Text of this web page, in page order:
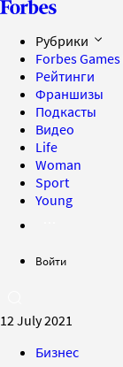
Рубрики
Forbes Games
Рейтинги
Франшизы
Подкасты
Видео
Life
Woman
Sport
Young
Войти
12 July 2021
Бизнес